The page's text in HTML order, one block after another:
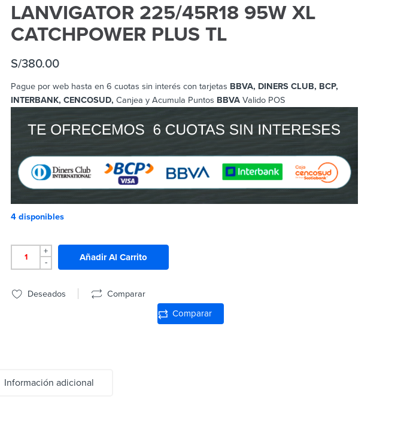
LANVIGATOR 225/45R18 95W XL
CATCHPOWER PLUS TL
S/380.00
Pague por web hasta en 6 cuotas sin interés con tarjetas BBVA, DINERS CLUB, BCP,
INTERBANK, CENCOSUD, Canjea y Acumula Puntos BBVA Valido POS
4 disponibles
+
-
Añadir Al Carrito
Deseados Comparar
Comparar
Información adicional